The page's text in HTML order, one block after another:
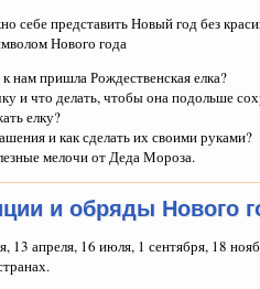
себе представить Новый год без
Нового года
нам пришла Рождественская елка?
и что делать, чтобы она подольше
елку?
и как сделать их своими руками?
мелочи от Деда Мороза.
и обряды Нового
13 апреля, 16 июля, 1 сентября, 18